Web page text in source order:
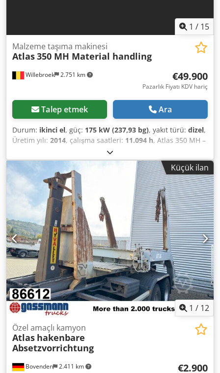
1 / 15
Willebroek 2.751 km
Malzeme taşıma makinesi
Atlas350 MH Material handling
€49.900
Pazarlık Fiyatı KDV hariç
Talep etmek Ara
Durum: ikinci el, güç: 175 kW (237,93 bg), yakıt türü: dizel,
Üretim yılı: 2014, çalışma saatleri: 11.094 h, Atlas 350 MH –
Uzun kollu – Pençe, döner başlık ve mıknatıs fonksiyonlu –
Hidrolik kabinli – 4 destekli – Toplam ağırlık 33.500 kg –
11.094 çalışma saati – = Ek Bilgiler = İmalat Yılı: 2014
Dcjdpfx Adeyuix Roysk Model Yılı: 2014 Kullanım Amacı:
İnşaat Tahrik: Tekerlekli Toplam Ağırlık: 33.500 kg CE
İşareti: Evet Referans Numarası: 51 = Şirket Bilgileri =
Antwerp ve Brüksel arasında, A12 otoyolu üzerinde ve
Antwerp limanına yakın bir konumdayız. Çalışma saatleri:
Pazartesi'den Cuma'ya kadar kesintisiz olarak sabah
8:30'dan akşam 19:00'a kadar.
Küçük ilan
1 / 12
Bovenden 2.411 km
Özel amaçlı kamyon
Atlas hakenbare
Absetzvorrichtung
€2.900